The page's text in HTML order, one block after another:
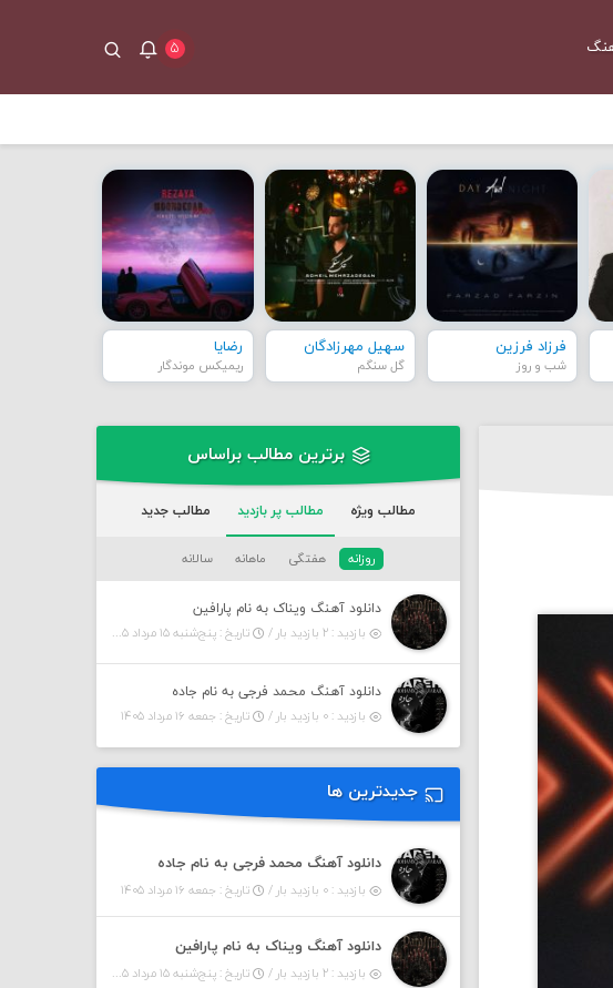
۵
فرزاد فرزین
شب و روز
سهیل مهرزادگان
گل سنگم
رضایا
ریمیکس موندگار
برترین مطالب براساس
مطالب ویژه مطالب پر بازدید مطالب جدید
روزانه هفتگی ماهانه سالانه
دانلود آهنگ ویناک به نام پارافین
بازدید : ۲ بازدید بار /
تاریخ : پنج‌شنبه ۱۵ مرداد ۱۴۰۵
دانلود آهنگ محمد فرجی به نام جاده
بازدید : ۰ بازدید بار /
تاریخ : جمعه ۱۶ مرداد ۱۴۰۵
جدیدترین ها
دانلود آهنگ محمد فرجی به نام جاده
بازدید : ۰ بازدید بار / تاریخ : جمعه ۱۶ مرداد ۱۴۰۵
دانلود آهنگ ویناک به نام پارافین
بازدید : ۲ بازدید بار / تاریخ : پنج‌شنبه ۱۵ مرداد ۱۴۰۵